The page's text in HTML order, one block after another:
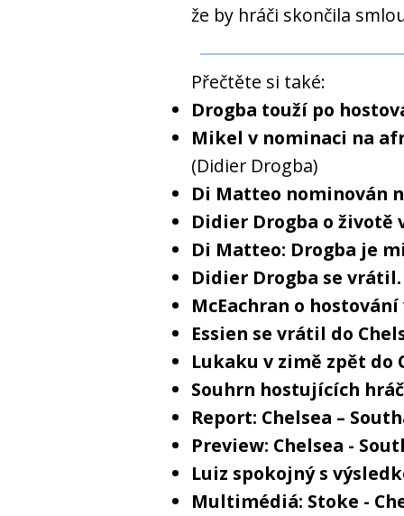
že by hráči skončila
Přečtěte si také:
Drogba touží po
Mikel v nominaci na
(Didier Drogba)
Di Matteo nominován
Didier Drogba o životě
Di Matteo: Drogba je
Didier Drogba se
McEachran o
Essien se vrátil do
Lukaku v zimě zpět do
Souhrn hostujících
Report: Chelsea –
Preview: Chelsea -
Luiz spokojný s
Multimédiá: Stoke -